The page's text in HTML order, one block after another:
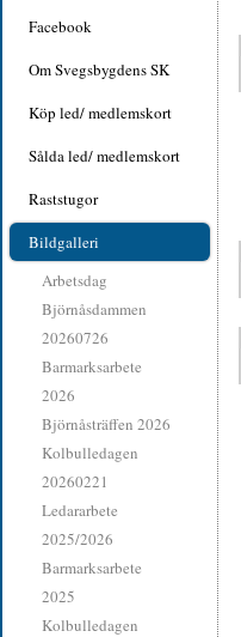
Facebook
Om Svegsbygdens SK
Köp led/ medlemskort
Sålda led/ medlemskort
Raststugor
Bildgalleri
Arbetsdag
Björnåsdammen
20260726
Barmarksarbete
2026
Björnåsträffen 2026
Kolbulledagen
20260221
Ledararbete
2025/2026
Barmarksarbete
2025
Kolbulledagen